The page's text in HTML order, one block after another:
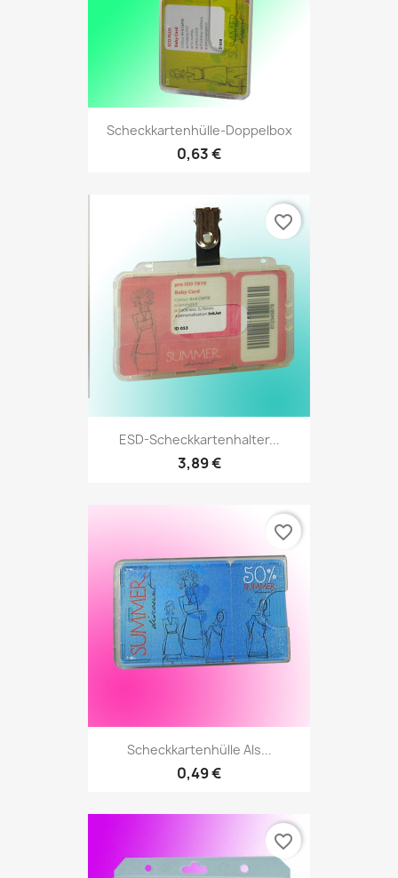
Scheckkartenhülle-Doppelbox
0,63 €
ESD-Scheckkartenhalter...
3,89 €
favorite_border
Scheckkartenhülle Als...
0,49 €
favorite_border
favorite_border